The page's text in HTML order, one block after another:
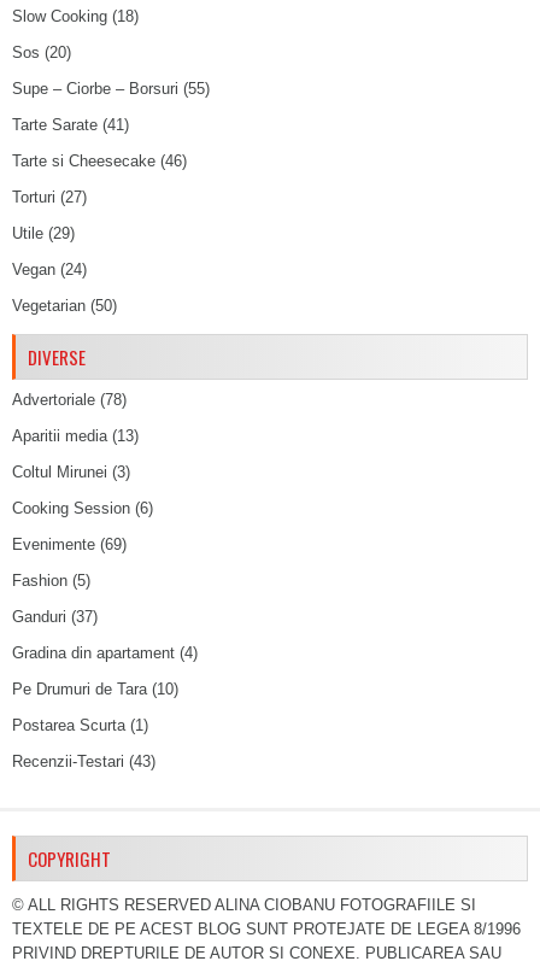
Slow Cooking (18)
Sos (20)
Supe – Ciorbe – Borsuri (55)
Tarte Sarate (41)
Tarte si Cheesecake (46)
Torturi (27)
Utile (29)
Vegan (24)
Vegetarian (50)
DIVERSE
Advertoriale (78)
Aparitii media(13)
Coltul Mirunei (3)
Cooking Session (6)
Evenimente (69)
Fashion (5)
Ganduri (37)
Gradina din apartament (4)
Pe Drumuri de Tara(10)
Postarea Scurta(1)
Recenzii-Testari (43)
COPYRIGHT
© ALL RIGHTS RESERVED ALINA CIOBANU FOTOGRAFIILE SI
TEXTELE DE PE ACEST BLOG SUNT PROTEJATE DE LEGEA 8/1996
PRIVIND DREPTURILE DE AUTOR SI CONEXE. PUBLICAREA SAU